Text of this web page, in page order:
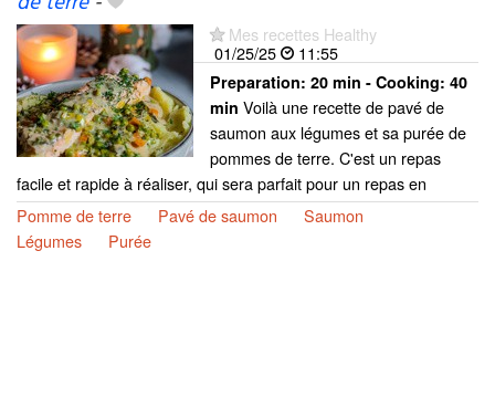
Mes recettes Healthy
01/25/25
11:55
Preparation: 20 min - Cooking: 40
min Voilà une recette de pavé de
saumon aux légumes et sa purée de
pommes de terre. C'est un repas
facile et rapide à réaliser, qui sera parfait pour un repas en
Pomme de terre
Pavé de saumon
Saumon
Légumes
Purée